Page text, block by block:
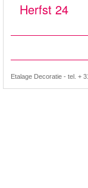
Herfst 24
Etalage Decoratie - tel. +